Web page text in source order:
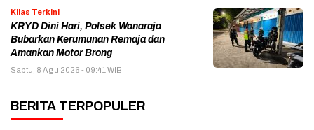
Kilas Terkini
KRYD Dini Hari, Polsek Wanaraja
Bubarkan Kerumunan Remaja dan
Amankan Motor Brong
Sabtu, 8 Agu 2026 - 09:41 WIB
BERITA TERPOPULER